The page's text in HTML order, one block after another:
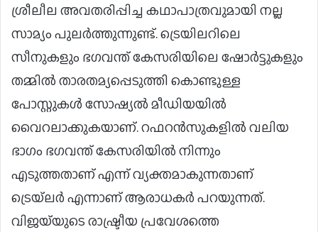
ശ്രീലീല അവതരിപ്പിച്ച കഥാപാത്രവുമായി നല്ല
സാമ്യം പുലർത്തുന്നുണ്ട്. ട്രെയിലറിലെ
സീനുകളും ഭഗവന്ത് കേസരിയിലെ ഷോർട്ടുകളും
തമ്മിൽ താരതമ്യപ്പെടുത്തി കൊണ്ടുള്ള
പോസ്റ്റുകൾ സോഷ്യൽ മീഡിയയിൽ
വൈറലാക്കുകയാണ്. റഫറൻസുകളിൽ വലിയ
ഭാഗം ഭഗവന്ത് കേസരിയിൽ നിന്നും
എടുത്തതാണ് എന്ന് വ്യക്തമാകുന്നതാണ്
ട്രെയ്‌ലർ എന്നാണ് ആരാധകർ പറയുന്നത്.
വിജയ്‌യുടെ രാഷ്ട്രീയ പ്രവേശത്തെ